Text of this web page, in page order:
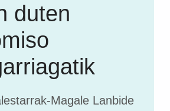
duten
Magale Lanbide